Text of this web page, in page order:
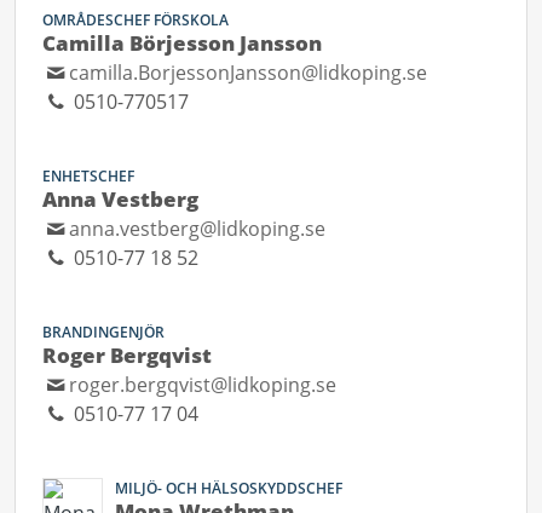
OMRÅDESCHEF FÖRSKOLA
Camilla Börjesson Jansson
camilla.BorjessonJansson@lidkoping.se
0510-770517
ENHETSCHEF
Anna Vestberg
anna.vestberg@lidkoping.se
0510-77 18 52
BRANDINGENJÖR
Roger Bergqvist
roger.bergqvist@lidkoping.se
0510-77 17 04
MILJÖ- OCH HÄLSOSKYDDSCHEF